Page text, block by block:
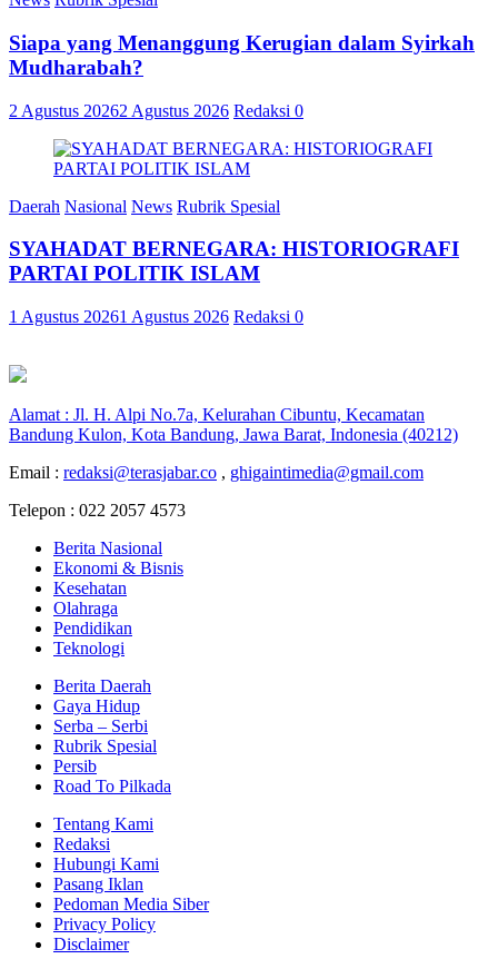
Siapa yang Menanggung Kerugian dalam Syirkah
Mudharabah?
2 Agustus 20262 Agustus 2026 Redaksi 0
Daerah Nasional News Rubrik Spesial
SYAHADAT BERNEGARA: HISTORIOGRAFI
PARTAI POLITIK ISLAM
1 Agustus 20261 Agustus 2026 Redaksi 0
Alamat : Jl. H. Alpi No.7a, Kelurahan Cibuntu, Kecamatan
Bandung Kulon, Kota Bandung, Jawa Barat, Indonesia (40212)
Email : redaksi@terasjabar.co , ghigaintimedia@gmail.com
Telepon : 022 2057 4573
Berita Nasional
Ekonomi & Bisnis
Kesehatan
Olahraga
Pendidikan
Teknologi
Berita Daerah
Gaya Hidup
Serba – Serbi
Rubrik Spesial
Persib
Road To Pilkada
Tentang Kami
Redaksi
Hubungi Kami
Pasang Iklan
Pedoman Media Siber
Privacy Policy
Disclaimer